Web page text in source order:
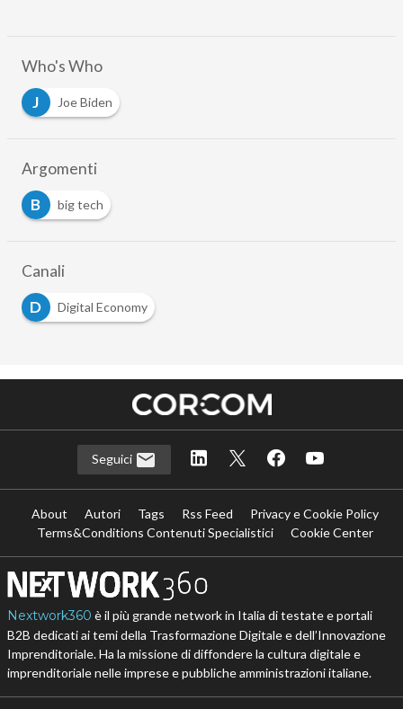
Who's Who
J
Joe Biden
Argomenti
B
big tech
Canali
D
Digital Economy
Seguici
About Autori Tags Rss Feed
Privacy e Cookie Policy
Terms&Conditions Contenuti Specialistici
Cookie Center
Nextwork360 è il più grande network in Italia di testate e portali
B2B dedicati ai temi della Trasformazione Digitale e dell’Innovazione
Imprenditoriale. Ha la missione di diffondere la cultura digitale e
imprenditoriale nelle imprese e pubbliche amministrazioni italiane.